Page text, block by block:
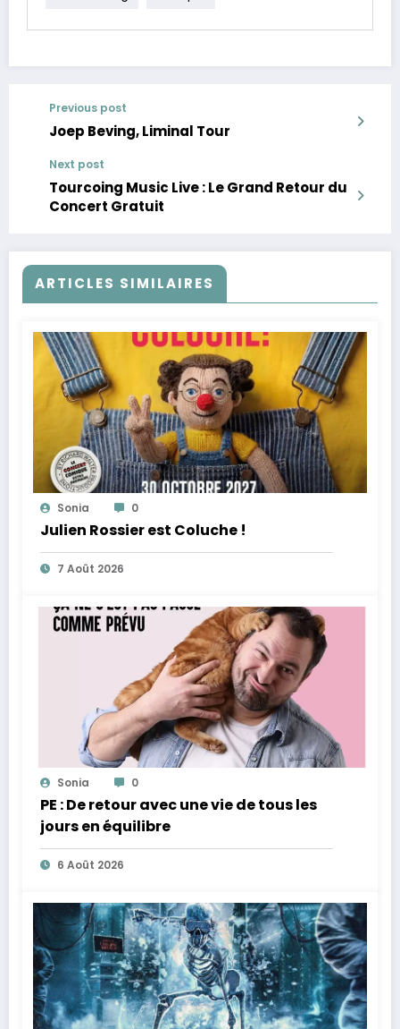
Previous post
Joep Beving, Liminal Tour
Next post
Tourcoing Music Live : Le Grand Retour du
Concert Gratuit
ARTICLES SIMILAIRES
Sonia 0
Julien Rossier est Coluche !
7 Août 2026
Sonia 0
PE : De retour avec une vie de tous les
jours en équilibre
6 Août 2026